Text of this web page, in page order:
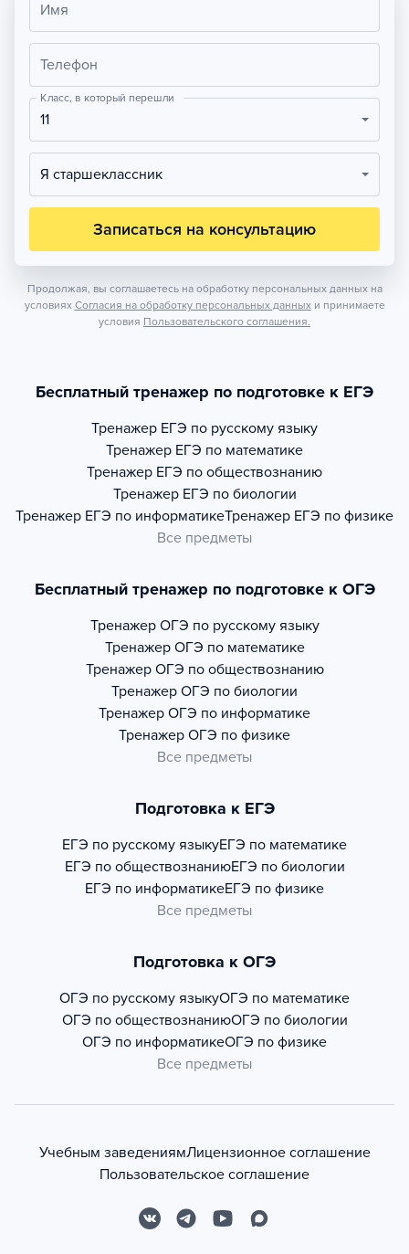
Имя
Телефон
Класс, в который перешли
11
Я старшеклассник
Записаться на консультацию
Продолжая, вы соглашаетесь на обработку персональных данных на
условиях Согласия на обработку персональных данных и принимаете
условия Пользовательского соглашения.
Бесплатный тренажер по подготовке к ЕГЭ
Тренажер ЕГЭ по русскому языку
Тренажер ЕГЭ по математике
Тренажер ЕГЭ по обществознанию
Тренажер ЕГЭ по биологии
Тренажер ЕГЭ по информатикеТренажер ЕГЭ по физике
Все предметы
Бесплатный тренажер по подготовке к ОГЭ
Тренажер ОГЭ по русскому языку
Тренажер ОГЭ по математике
Тренажер ОГЭ по обществознанию
Тренажер ОГЭ по биологии
Тренажер ОГЭ по информатике
Тренажер ОГЭ по физике
Все предметы
Подготовка к ЕГЭ
ЕГЭ по русскому языкуЕГЭ по математике
ЕГЭ по обществознаниюЕГЭ по биологии
ЕГЭ по информатикеЕГЭ по физике
Все предметы
Подготовка к ОГЭ
ОГЭ по русскому языкуОГЭ по математике
ОГЭ по обществознаниюОГЭ по биологии
ОГЭ по информатикеОГЭ по физике
Все предметы
Учебным заведениямЛицензионное соглашение
Пользовательское соглашение